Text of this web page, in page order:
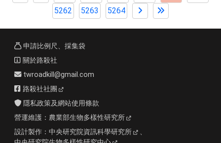
5262
5263 5264
申請比例尺、採集袋
關於路殺社
twroadkill@gmail.com
路殺社社團
隱私政策及網站使用條款
營運維護： 農業部生物多樣性研究所
設計製作： 中央研究院資訊科學研究所
、